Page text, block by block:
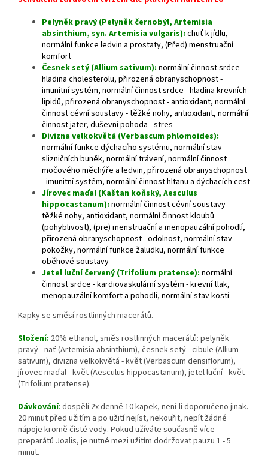
Pelyněk pravý (Pelyněk černobýl, Artemisia
absinthium, syn. Artemisia vulgaris): chuť k jídlu,
normální funkce ledvin a prostaty, (Před) menstruační
komfort
Česnek setý (Allium sativum): normální činnost srdce -
hladina cholesterolu, přirozená obranyschopnost -
imunitní systém, normální činnost srdce - hladina krevních
lipidů, přirozená obranyschopnost - antioxidant, normální
činnost cévní soustavy - těžké nohy, antioxidant, normální
činnost jater, duševní pohoda - stres
Divizna velkokvětá (Verbascum phlomoides):
normální funkce dýchacího systému, normální stav
slizničních buněk, normální trávení, normální činnost
močového měchýře a ledvin, přirozená obranyschopnost
- imunitní systém, normální činnost hltanu a dýchacích cest
Jírovec maďal (Kaštan koňský, Aesculus
hippocastanum): normální činnost cévní soustavy -
těžké nohy, antioxidant, normální činnost kloubů
(pohyblivost), (pre) menstruační a menopauzální pohodlí,
přirozená obranyschopnost - odolnost, normální stav
pokožky, normální funkce žaludku, normální funkce
oběhové soustavy
Jetel luční červený (Trifolium pratense): normální
činnost srdce - kardiovaskulární systém - krevní tlak,
menopauzální komfort a pohodlí, normální stav kostí
Kapky se směsí rostlinných macerátů.
Složení: 20% ethanol, směs rostlinných macerátů: pelyněk
pravý - nať (Artemisia absinthium), česnek setý - cibule (Allium
sativum), divizna velkokvětá - květ (Verbascum densiflorum),
jírovec maďal - květ (Aesculus hippocastanum), jetel luční - květ
(Trifolium pratense).
Dávkování: dospělí 2x denně 10 kapek, není-li doporučeno jinak.
20 minut před užitím a po užití nejíst, nekouřit, nepít žádné
nápoje kromě čisté vody. Pokud užíváte současně více
preparátů Joalis, je nutné mezi užitím dodržovat pauzu 1 - 5
minut.